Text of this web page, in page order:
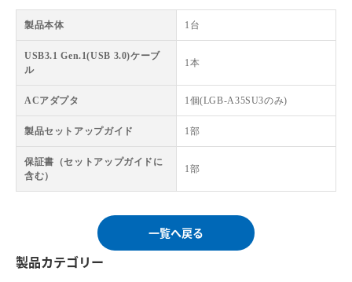
製品本体 1台
USB3.1 Gen.1(USB 3.0)ケーブ
ル
1本
ACアダプタ 1個(LGB-A35SU3のみ)
製品セットアップガイド 1部
保証書（セットアップガイドに
含む）
1部
一覧へ戻る
製品カテゴリー